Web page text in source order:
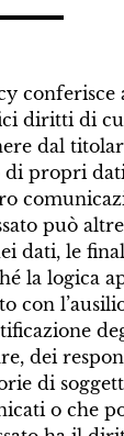
conferisce
diritti di
dal
di propri
può
dati, le
la logica
con
dei
di
o che